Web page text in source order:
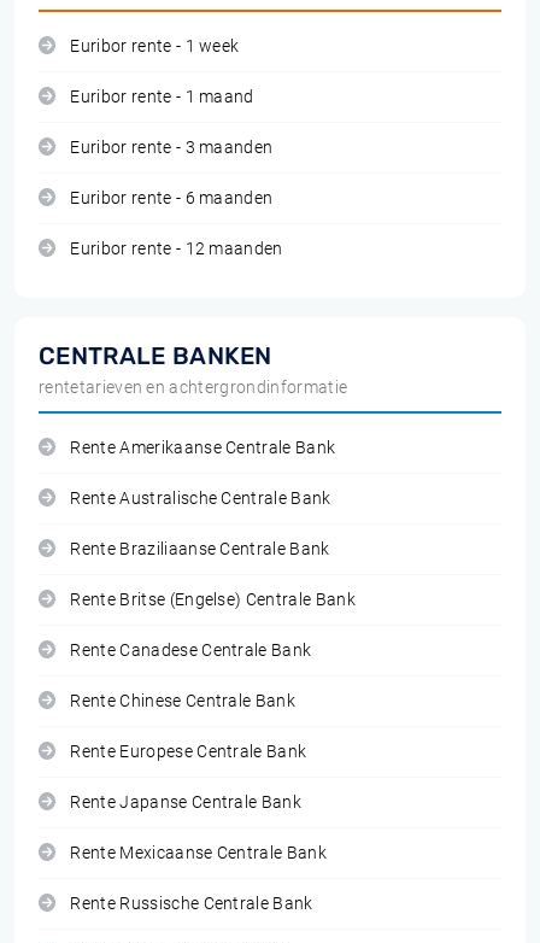
Euribor rente - 1 week
Euribor rente - 1 maand
Euribor rente - 3 maanden
Euribor rente - 6 maanden
Euribor rente - 12 maanden
CENTRALE BANKEN
rentetarieven en achtergrondinformatie
Rente Amerikaanse Centrale Bank
Rente Australische Centrale Bank
Rente Braziliaanse Centrale Bank
Rente Britse (Engelse) Centrale Bank
Rente Canadese Centrale Bank
Rente Chinese Centrale Bank
Rente Europese Centrale Bank
Rente Japanse Centrale Bank
Rente Mexicaanse Centrale Bank
Rente Russische Centrale Bank